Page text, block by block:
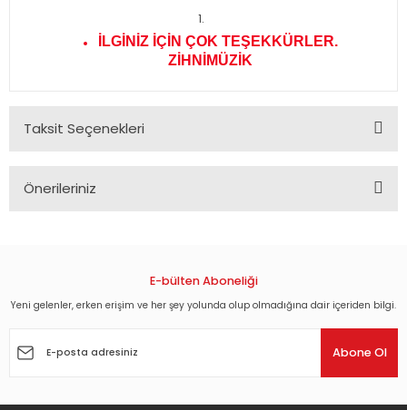
İLGİNİZ İÇİN ÇOK TEŞEKKÜRLER.
ZİHNİMÜZİK
Taksit Seçenekleri
Önerileriniz
Görüş ve önerileriniz için teşekkür ederiz.
Ürün açıklamasında eksik bilgiler bulunuyor.
Ürün fiyatı diğer sitelerden daha pahalı.
E-bülten Aboneliği
Yeni gelenler, erken erişim ve her şey yolunda olup olmadığına dair içeriden bilgi.
Abone Ol